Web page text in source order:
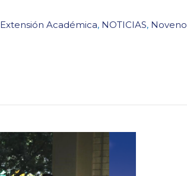
Extensión Académica, NOTICIAS, Noveno